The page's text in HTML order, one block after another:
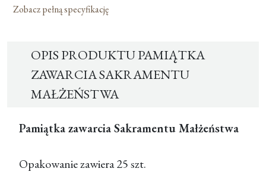
Zobacz pełną specyfikację
OPIS PRODUKTU PAMIĄTKA
ZAWARCIA SAKRAMENTU
MAŁŻEŃSTWA
Pamiątka zawarcia Sakramentu Małżeństwa
Opakowanie zawiera 25 szt.